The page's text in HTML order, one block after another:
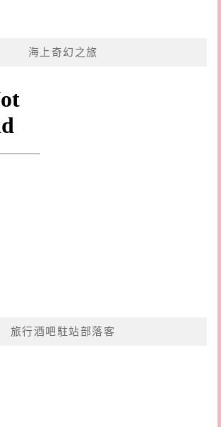
海上奇幻之旅
旅行酒吧駐站部落客